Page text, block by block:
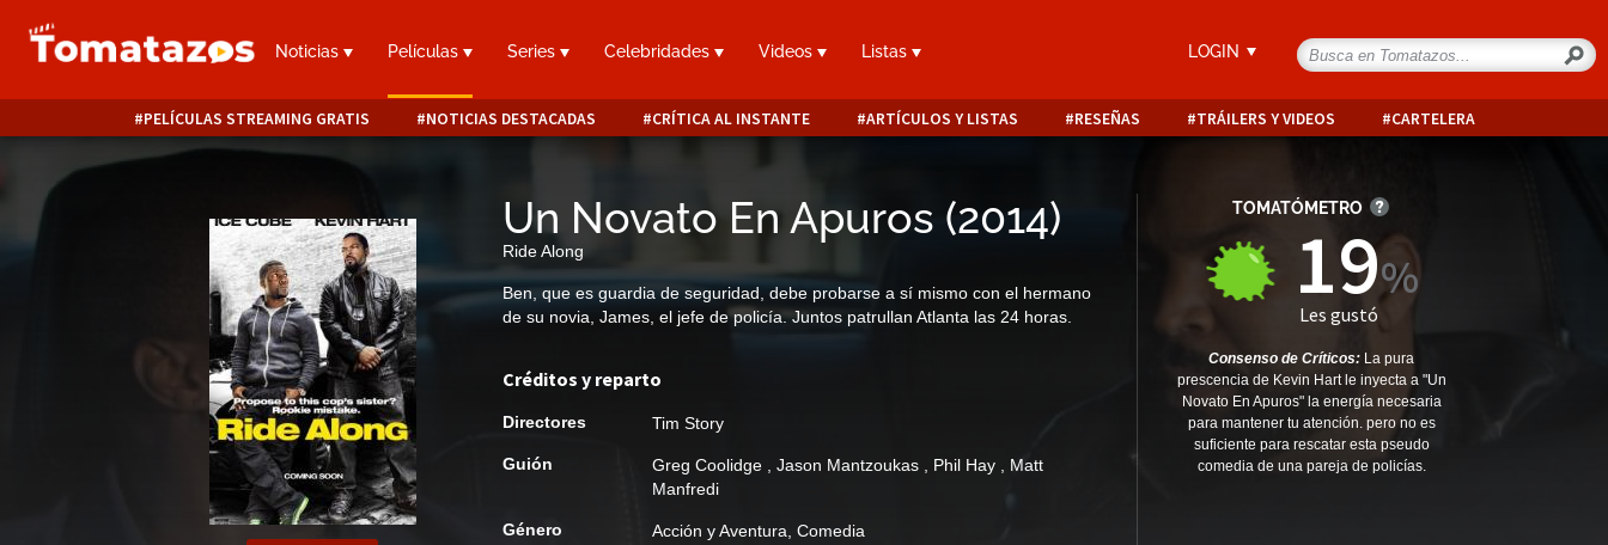
Noticias Películas Series Celebridades Videos Listas LOGIN
PELÍCULAS STREAMING GRATIS NOTICIAS DESTACADAS CRÍTICA AL INSTANTE ARTÍCULOS Y LISTAS RESEÑAS TRÁILERS Y VIDEOS CARTELERA
Un Novato En Apuros (2014)
Ride Along
Ben, que es guardia de seguridad, debe probarse a sí mismo con el hermano
de su novia, James, el jefe de policía. Juntos patrullan Atlanta las 24 horas.
Créditos y reparto
Directores Tim Story
Guión Greg Coolidge Jason Mantzoukas Phil Hay
Matt
Manfredi
Género Acción y Aventura Comedia
TOMATÓMETRO
19
Les gustó
Consenso de Críticos: La pura
prescencia de Kevin Hart le inyecta a "Un
Novato En Apuros" la energía necesaria
para mantener tu atención. pero no es
suficiente para rescatar esta pseudo
comedia de una pareja de policías.